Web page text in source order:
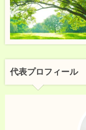
代表プロフィール